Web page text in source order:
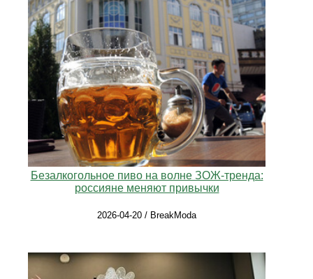
Безалкогольное пиво на волне ЗОЖ-тренда:
россияне меняют привычки
2026-04-20 / BreakModa